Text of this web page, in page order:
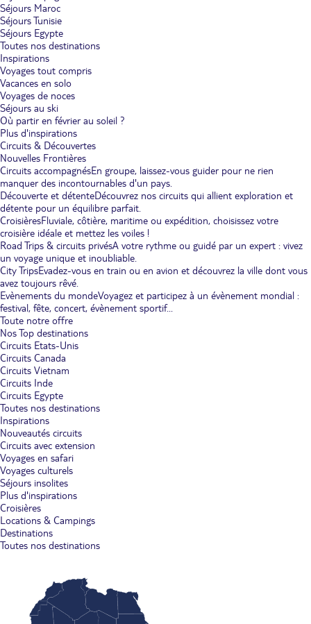
Séjours Maroc
Séjours Tunisie
Séjours Egypte
Toutes nos destinations
Inspirations
Voyages tout compris
Vacances en solo
Voyages de noces
Séjours au ski
Où partir en février au soleil ?
Plus d'inspirations
Circuits & Découvertes
Nouvelles Frontières
Circuits accompagnésEn groupe, laissez-vous guider pour ne rien
manquer des incontournables d'un pays.
Découverte et détenteDécouvrez nos circuits qui allient exploration et
détente pour un équilibre parfait.
CroisièresFluviale, côtière, maritime ou expédition, choisissez votre
croisière idéale et mettez les voiles !
Road Trips & circuits privésA votre rythme ou guidé par un expert : vivez
un voyage unique et inoubliable.
City TripsEvadez-vous en train ou en avion et découvrez la ville dont vous
avez toujours rêvé.
Evènements du mondeVoyagez et participez à un évènement mondial :
festival, fête, concert, évènement sportif...
Toute notre offre
Nos Top destinations
Circuits Etats-Unis
Circuits Canada
Circuits Vietnam
Circuits Inde
Circuits Egypte
Toutes nos destinations
Inspirations
Nouveautés circuits
Circuits avec extension
Voyages en safari
Voyages culturels
Séjours insolites
Plus d'inspirations
Croisières
Locations & Campings
Destinations
Toutes nos destinations